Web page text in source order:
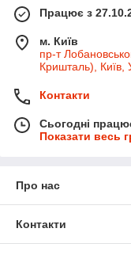
Працює з
м. Київ
пр-т
Кришталь), Київ,
Контакти
Сьогодні
Показати весь
Про нас
Контакти